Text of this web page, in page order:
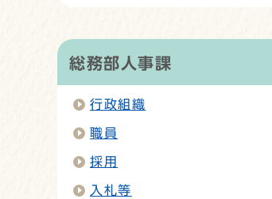
総務部人事課
行政組織
職員
採用
入札等